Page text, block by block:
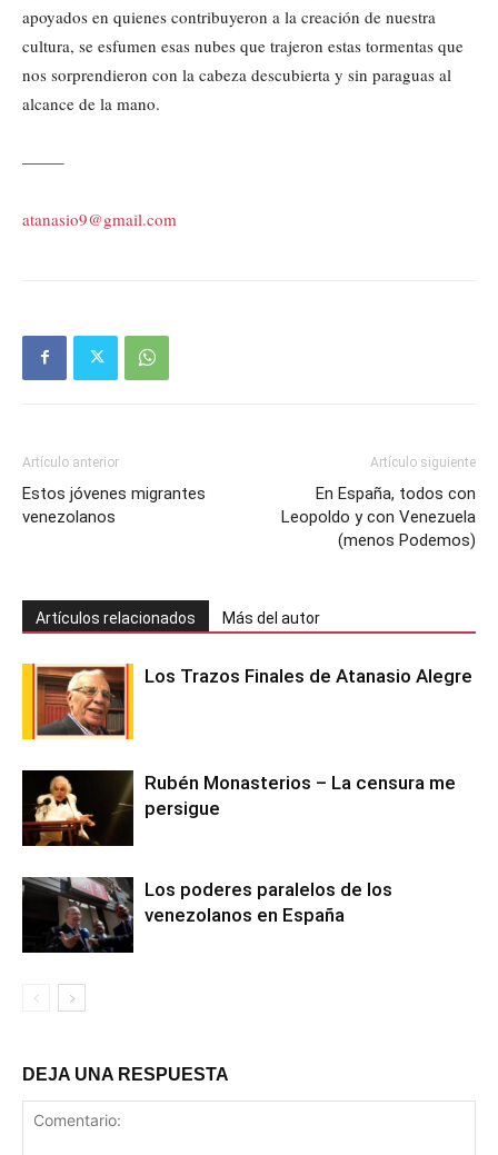
apoyados en quienes contribuyeron a la creación de nuestra
cultura, se esfumen esas nubes que trajeron estas tormentas que
nos sorprendieron con la cabeza descubierta y sin paraguas al
alcance de la mano.
——–
atanasio9@gmail.com
Artículo anterior
Estos jóvenes migrantes
venezolanos
Artículo siguiente
En España, todos con
Leopoldo y con Venezuela
(menos Podemos)
Artículos relacionados Más del autor
Los Trazos Finales de Atanasio Alegre
Rubén Monasterios – La censura me
persigue
Los poderes paralelos de los
venezolanos en España
DEJA UNA RESPUESTA